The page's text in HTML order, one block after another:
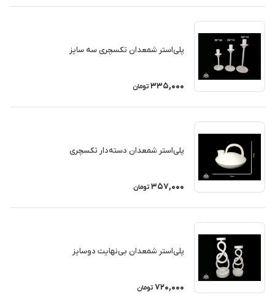
پلی‌استر شمعدان تکسچری سه سایز
335,000 تومان
پلی‌استر شمعدان دسته‌دار تکسچری
357,000 تومان
پلی‌استر شمعدان بی‌نهایت دوسایز
720,000 تومان